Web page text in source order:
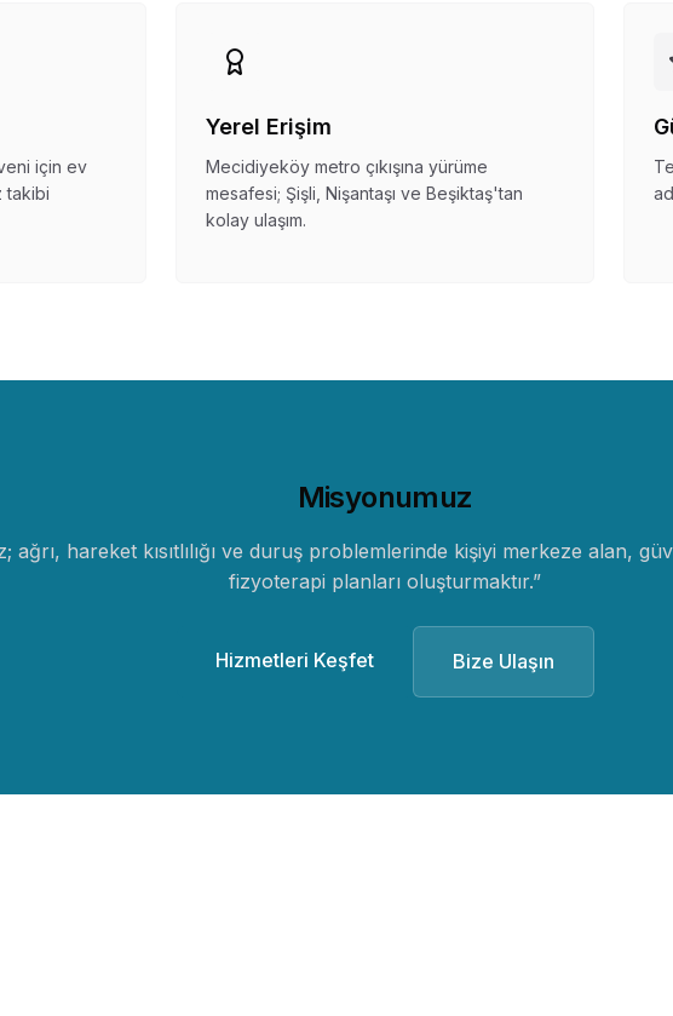
için ev
takibi
Yerel Erişim
Mecidiyeköy metro çıkışına yürüme
mesafesi; Şişli, Nişantaşı ve Beşiktaş'tan
kolay ulaşım.
Misyonumuz
ağrı, hareket kısıtlılığı ve duruş problemlerinde kişiyi merkeze alan,
fizyoterapi planları oluşturmaktır.”
Hizmetleri Keşfet Bize Ulaşın